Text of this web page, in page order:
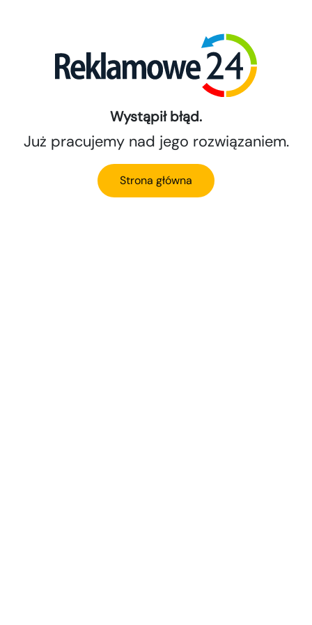
Wystąpił błąd.
Już pracujemy nad jego rozwiązaniem.
Strona główna